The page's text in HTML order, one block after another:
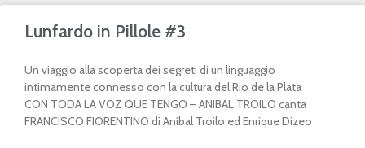
Lunfardo in Pillole #3
Un viaggio alla scoperta dei segreti di un linguaggio
intimamente connesso con la cultura del Rio de la Plata
CON TODA LA VOZ QUE TENGO – ANIBAL TROILO canta
FRANCISCO FIORENTINO di Aníbal Troilo ed Enrique Dizeo